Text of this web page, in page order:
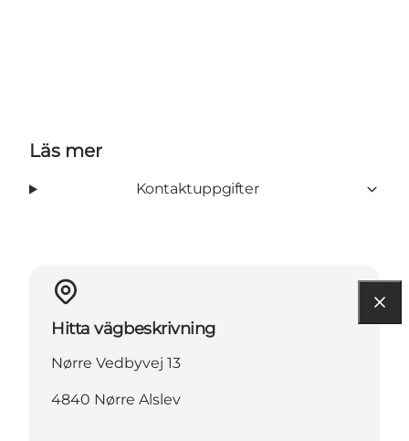
Läs mer
Kontaktuppgifter
Hitta vägbeskrivning
Nørre Vedbyvej 13
4840 Nørre Alslev